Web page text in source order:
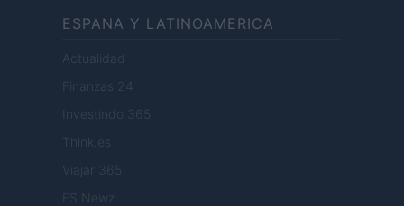
ESPANA Y LATINOAMERICA
Actualidad
Finanzas 24
Investindo 365
Think.es
Viajar 365
ES Newz